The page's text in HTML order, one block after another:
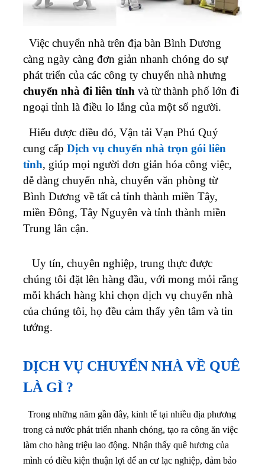
Việc chuyển nhà trên địa bàn Bình Dương
càng ngày càng đơn giản nhanh chóng do sự
phát triển của các công ty chuyển nhà nhưng
chuyển nhà đi liên tỉnh và từ thành phố lớn đi
ngoại tỉnh là điều lo lắng của một số người.
Hiểu được điều đó, Vận tải Vạn Phú Quý
cung cấp Dịch vụ chuyển nhà trọn gói liên
tỉnh, giúp mọi người đơn giản hóa công việc,
dễ dàng chuyển nhà, chuyển văn phòng từ
Bình Dương về tất cả tỉnh thành miền Tây,
miền Đông, Tây Nguyên và tỉnh thành miền
Trung lân cận.
Uy tín, chuyên nghiệp, trung thực được
chúng tôi đặt lên hàng đầu, với mong mỏi rằng
mỗi khách hàng khi chọn dịch vụ chuyển nhà
của chúng tôi, họ đều cảm thấy yên tâm và tin
tưởng.
DỊCH VỤ CHUYỂN NHÀ VỀ QUÊ
LÀ GÌ ?
Trong những năm gần đây, kinh tế tại nhiều địa phương
trong cả nước phát triển nhanh chóng, tạo ra công ăn việc
làm cho hàng triệu lao động. Nhận thấy quê hương của
mình có điều kiện thuận lợi để an cư lạc nghiệp, đảm bảo